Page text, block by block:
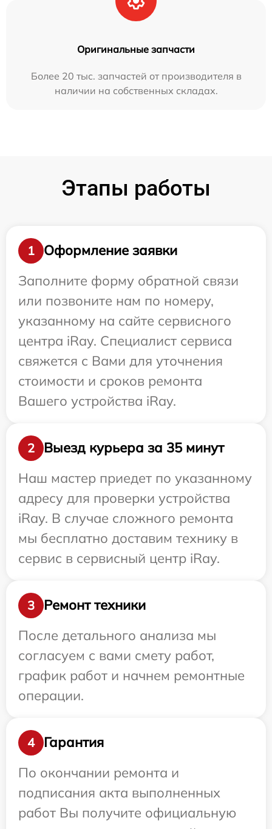
Оригинальные запчасти
Более 20 тыс. запчастей от производителя в
наличии на собственных складах.
Этапы работы
1
Оформление заявки
Заполните форму обратной связи
или позвоните нам по номеру,
указанному на сайте сервисного
центра iRay. Специалист сервиса
свяжется с Вами для уточнения
стоимости и сроков ремонта
Вашего устройства iRay.
2
Выезд курьера за 35 минут
Наш мастер приедет по указанному
адресу для проверки устройства
iRay. В случае сложного ремонта
мы бесплатно доставим технику в
сервис в сервисный центр iRay.
3
Ремонт техники
После детального анализа мы
согласуем с вами смету работ,
график работ и начнем ремонтные
операции.
4
Гарантия
По окончании ремонта и
подписания акта выполненных
работ Вы получите официальную